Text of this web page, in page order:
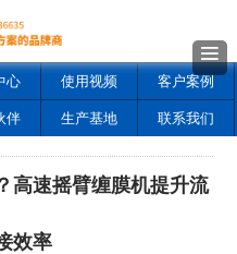
心 使用视频 客户案例
伴 生产基地 联系我们
高速摇臂缠膜机提升流
效率